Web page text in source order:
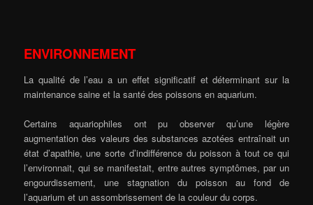
ENVIRONNEMENT
La qualité de l’eau a un effet significatif et déterminant sur la
maintenance saine et la santé des poissons en aquarium.
Certains aquariophiles ont pu observer qu’une légère
augmentation des valeurs des substances azotées entraînait un
état d’apathie, une sorte d’indifférence du poisson à tout ce qui
l’environnait, qui se manifestait, entre autres symptômes, par un
engourdissement, une stagnation du poisson au fond de
l’aquarium et un assombrissement de la couleur du corps.